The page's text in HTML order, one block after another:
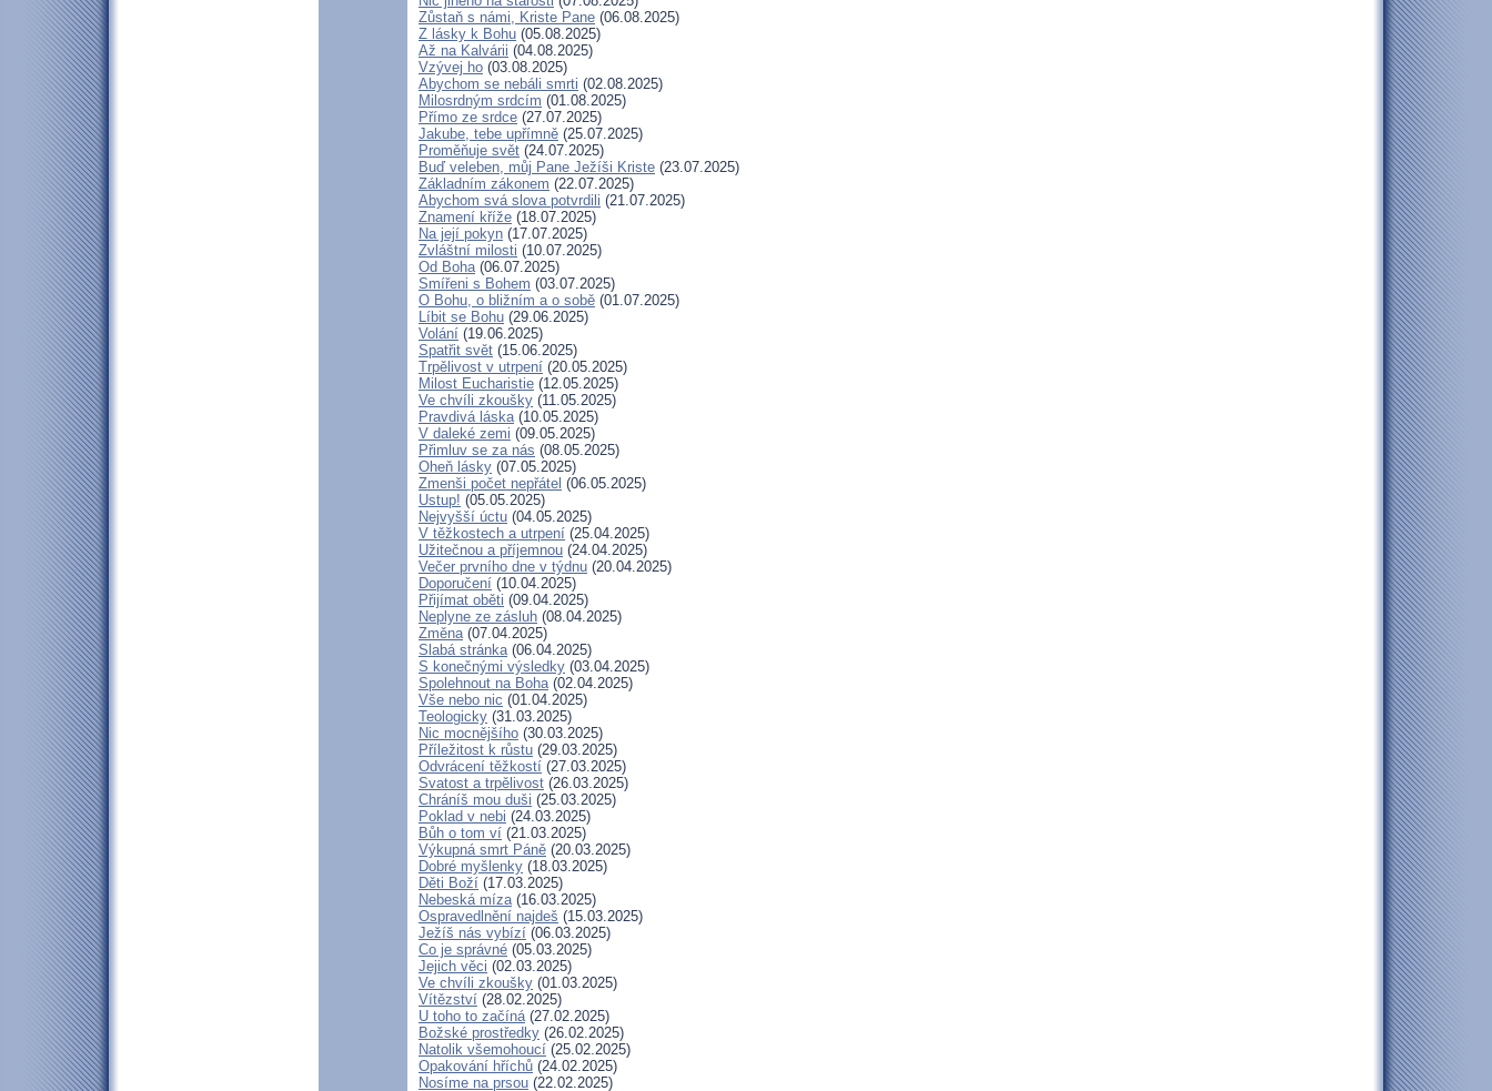
Zůstaň s námi, Kriste Pane (06.08.2025)
Z lásky k Bohu (05.08.2025)
Až na Kalvárii (04.08.2025)
Vzývej ho (03.08.2025)
Abychom se nebáli smrti (02.08.2025)
Milosrdným srdcím (01.08.2025)
Přímo ze srdce (27.07.2025)
Jakube, tebe upřímně (25.07.2025)
Proměňuje svět (24.07.2025)
Buď veleben, můj Pane Ježíši Kriste (23.07.2025)
Základním zákonem (22.07.2025)
Abychom svá slova potvrdili (21.07.2025)
Znamení kříže (18.07.2025)
Na její pokyn (17.07.2025)
Zvláštní milosti (10.07.2025)
Od Boha(06.07.2025)
Smířeni s Bohem (03.07.2025)
O Bohu, o bližním a o sobě (01.07.2025)
Líbit se Bohu (29.06.2025)
Volání (19.06.2025)
Spatřit svět (15.06.2025)
Trpělivost v utrpení (20.05.2025)
Milost Eucharistie (12.05.2025)
Ve chvíli zkoušky (11.05.2025)
Pravdivá láska(10.05.2025)
V daleké zemi (09.05.2025)
Přimluv se za nás (08.05.2025)
Oheň lásky (07.05.2025)
Zmenši počet nepřátel (06.05.2025)
Ustup! (05.05.2025)
Nejvyšší úctu (04.05.2025)
V těžkostech a utrpení (25.04.2025)
Užitečnou a příjemnou (24.04.2025)
Večer prvního dne v týdnu (20.04.2025)
Doporučení (10.04.2025)
Přijímat oběti (09.04.2025)
Neplyne ze zásluh (08.04.2025)
Změna(07.04.2025)
Slabá stránka(06.04.2025)
S konečnými výsledky (03.04.2025)
Spolehnout na Boha(02.04.2025)
Vše nebo nic (01.04.2025)
Teologicky (31.03.2025)
Nic mocnějšího (30.03.2025)
Příležitost k růstu (29.03.2025)
Odvrácení těžkostí (27.03.2025)
Svatost a trpělivost (26.03.2025)
Chráníš mou duši (25.03.2025)
Poklad v nebi (24.03.2025)
Bůh o tom ví (21.03.2025)
Výkupná smrt Páně (20.03.2025)
Dobré myšlenky (18.03.2025)
Děti Boží (17.03.2025)
Nebeská míza(16.03.2025)
Ospravedlnění najdeš (15.03.2025)
Ježíš nás vybízí (06.03.2025)
Co je správné (05.03.2025)
Jejich věci (02.03.2025)
Ve chvíli zkoušky (01.03.2025)
Vítězství (28.02.2025)
U toho to začíná(27.02.2025)
Božské prostředky (26.02.2025)
Natolik všemohoucí (25.02.2025)
Opakování hříchů (24.02.2025)
Nosíme na prsou (22.02.2025)